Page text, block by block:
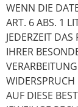
WENN DIE
ART. 6 ABS. 1
JEDERZEIT
IHRER
AUF DIESE